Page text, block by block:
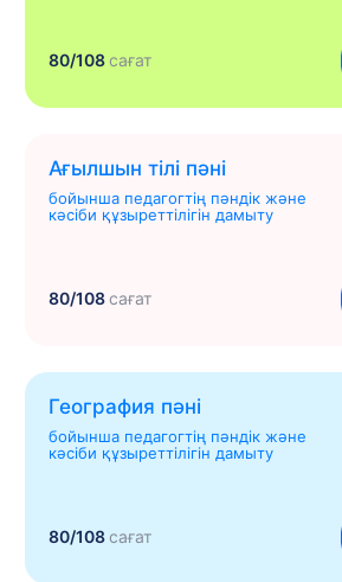
80/108сағат
Ағылшын тілі пәні
бойынша педагогтің пәндік және
кәсіби құзыреттілігін дамыту
80/108сағат
География пәні
бойынша педагогтің пәндік және
кәсіби құзыреттілігін дамыту
80/108сағат